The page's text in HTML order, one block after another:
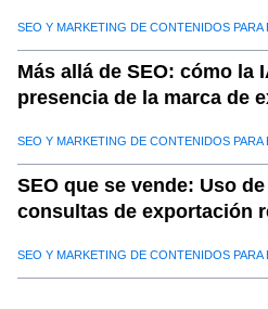
SEO Y MARKETING DE CONTENIDOS PARA
Más allá de SEO: cómo la
presencia de la marca de
SEO Y MARKETING DE CONTENIDOS PARA
SEO que se vende: Uso
consultas de exportación
SEO Y MARKETING DE CONTENIDOS PARA